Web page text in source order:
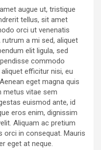
augue ut, tristique
tellus, sit amet
orci ut venenatis
a mi sed, aliquet
elit ligula, sed
commodo
efficitur nisi, eu
eget magna quis
metus vitae sem
euismod ante, id
eros enim, dignissim
Aliquam ac pretium
orci in consequat. Mauris
eget at neque.